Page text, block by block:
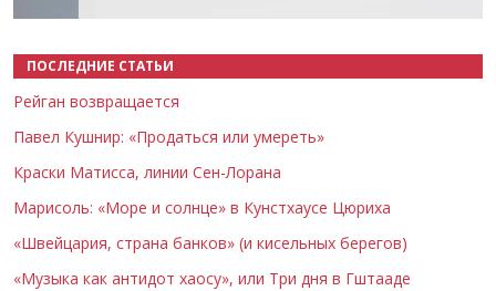
ПОСЛЕДНИЕ СТАТЬИ
Рейган возвращается
Павел Кушнир: «Продаться или умереть»
Краски Матисса, линии Сен-Лорана
Марисоль: «Море и солнце» в Кунстхаусе Цюриха
«Швейцария, страна банков» (и кисельных берегов)
«Музыка как антидот хаосу», или Три дня в Гштааде